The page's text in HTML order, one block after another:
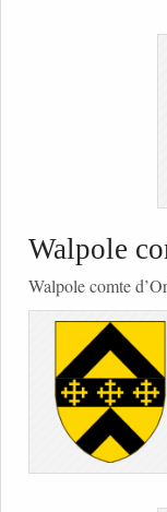
Walpole
Walpole comte